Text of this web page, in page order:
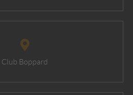
Club Boppard